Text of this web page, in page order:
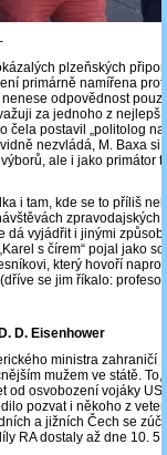
plzeňských
primárně namířena
odpovědnost
za jednoho z
postavil „politolog na
nezvládá, M. Baxa si
ale i jako primátor
i tam, kde se to příliš
zpravodajských
dá vyjádřit i jinými
s čírem“ pojal jako
který hovoří
se jim říkalo:
D. Eisenhower
ministra zahraničí
mužem ve státě. To,
od osvobození vojáky
pozvat i někoho z
a jižních Čech se
RA dostaly až dne 10. 5.